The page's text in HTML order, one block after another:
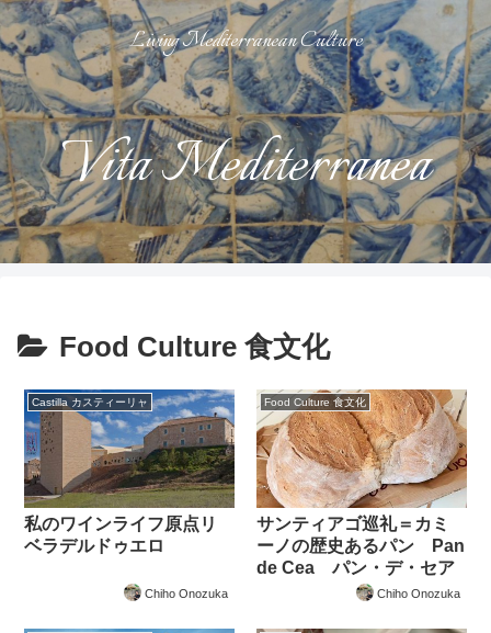
Living Mediterranean Culture
Vita Mediterranea
Food Culture 食文化
Castilla カスティーリャ
私のワインライフ原点リ
ベラデルドゥエロ
Chiho Onozuka
Food Culture 食文化
サンティアゴ巡礼＝カミ
ーノの歴史あるパン Pan
de Cea パン・デ・セア
Chiho Onozuka